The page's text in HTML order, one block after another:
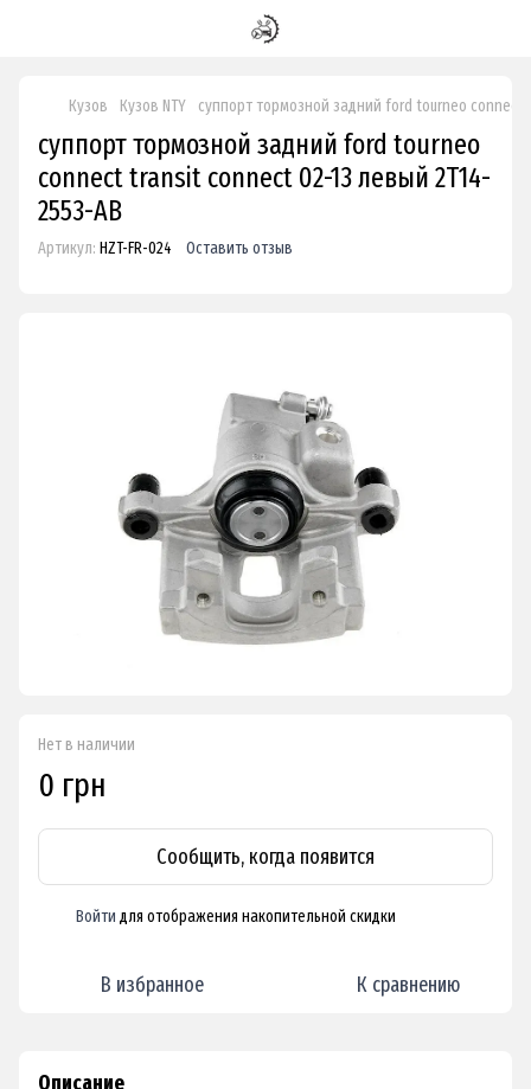
Кузов Кузов NTY суппорт тормозной задний ford tourneo connect
суппорт тормозной задний ford tourneo
connect transit connect 02-13 левый 2T14-
2553-AB
Артикул: HZT-FR-024 Оставить отзыв
Нет в наличии
0 грн
Сообщить, когда появится
Войти для отображения накопительной скидки
В избранное К сравнению
Описание